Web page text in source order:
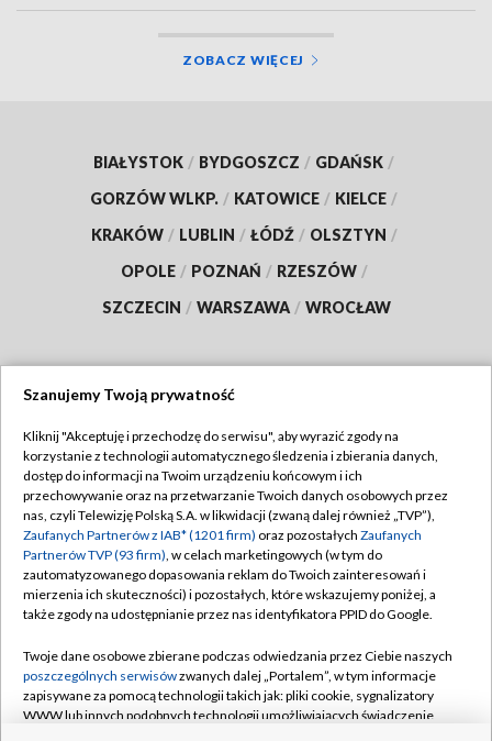
ZOBACZ WIĘCEJ
BIAŁYSTOK / BYDGOSZCZ / GDAŃSK /
GORZÓW WLKP. / KATOWICE / KIELCE /
KRAKÓW / LUBLIN / ŁÓDŹ / OLSZTYN /
OPOLE / POZNAŃ / RZESZÓW /
SZCZECIN / WARSZAWA / WROCŁAW
TVP
Abonament TVP
Emisja w TVP
Centrum informacji TVP
Naziemna Telewizja Cyfrowa
Rada Programowa
System NOS
Regulamin TVP
Polityka prywatności
Moje zgody
Pomoc
Kontakt
Szanujemy Twoją prywatność
Kliknij "Akceptuję i przechodzę do serwisu", aby wyrazić zgody na
korzystanie z technologii automatycznego śledzenia i zbierania danych,
dostęp do informacji na Twoim urządzeniu końcowym i ich
przechowywanie oraz na przetwarzanie Twoich danych osobowych przez
nas, czyli Telewizję Polską S.A. w likwidacji (zwaną dalej również „TVP”),
Zaufanych Partnerów z IAB* (1201 firm) oraz pozostałych Zaufanych
Partnerów TVP (93 firm), w celach marketingowych (w tym do
zautomatyzowanego dopasowania reklam do Twoich zainteresowań i
mierzenia ich skuteczności) i pozostałych, które wskazujemy poniżej, a
także zgody na udostępnianie przez nas identyfikatora PPID do Google.
Twoje dane osobowe zbierane podczas odwiedzania przez Ciebie naszych
poszczególnych serwisówzwanych dalej „Portalem”, w tym informacje
zapisywane za pomocą technologii takich jak: pliki cookie, sygnalizatory
WWW lub innych podobnych technologii umożliwiających świadczenie